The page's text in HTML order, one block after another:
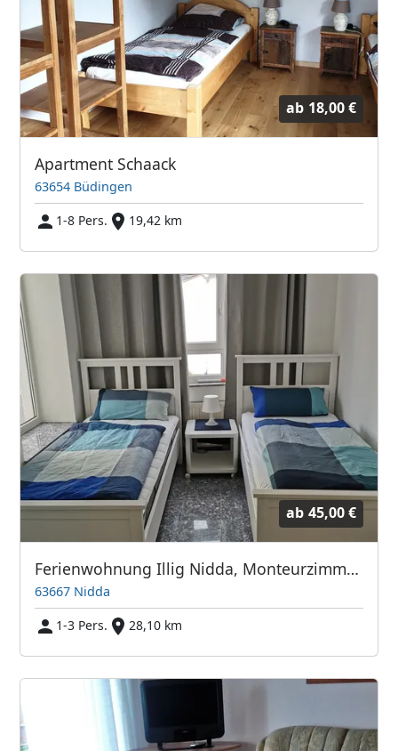
ab 18,00 €
Apartment Schaack
63654 Büdingen
1-8 Pers.
19,42 km
ab 45,00 €
Ferienwohnung Illig Nidda, Monteurzimmer, Handwerkerwohnung
63667 Nidda
1-3 Pers.
28,10 km